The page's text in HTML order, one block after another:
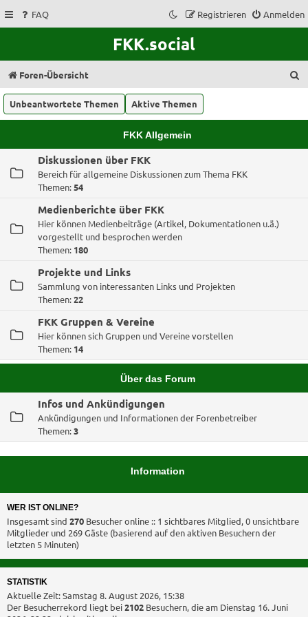
FAQ Anmelden
Registrieren
FKK.social
Foren-Übersicht
Unbeantwortete Themen Aktive Themen
FKK Allgemein
Diskussionen über FKK
Bereich für allgemeine Diskussionen zum Thema FKK
Themen:54
Medienberichte über FKK
Hier können Medienbeiträge (Artikel, Dokumentationen u.ä.)
vorgestellt und besprochen werden
Themen: 180
Projekte und Links
Sammlung von interessanten Links und Projekten
Themen:22
FKK Gruppen & Vereine
Hier können sich Gruppen und Vereine vorstellen
Themen: 14
Über das Forum
Infos und Ankündigungen
Ankündigungen und Informationen der Forenbetreiber
Themen:3
Information
WER IST ONLINE?
Insgesamt sind 270 Besucher online :: 1 sichtbares Mitglied, 0 unsichtbare
Mitglieder und 269 Gäste (basierend auf den aktiven Besuchern der
letzten 5 Minuten)
STATISTIK
Aktuelle Zeit: Samstag 8. August 2026, 15:38
Der Besucherrekord liegt bei2102 Besuchern, die am Dienstag 16. Juni